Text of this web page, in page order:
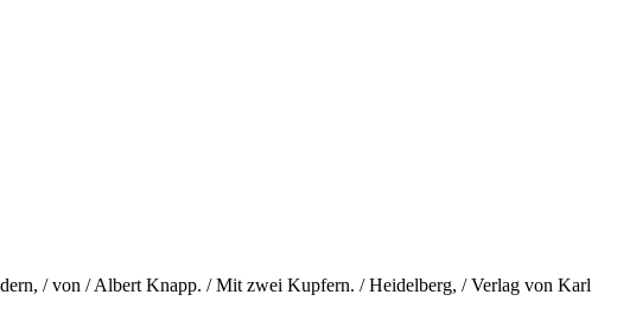
/ von / Albert Knapp. / Mit zwei Kupfern. / Heidelberg, / Verlag von Karl